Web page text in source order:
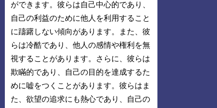
ができます。彼らは自己中心的であり、
自己の利益のために他人を利用すること
に躊躇しない傾向があります。また、彼
らは冷酷であり、他人の感情や権利を無
視することがあります。さらに、彼らは
欺瞞的であり、自己の目的を達成するた
めに嘘をつくことがあります。彼らはま
た、欲望の追求にも熱心であり、自己の